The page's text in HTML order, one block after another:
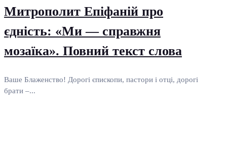
Митрополит Епіфаній про
єдність: «Ми — справжня
мозаїка». Повний текст слова
Ваше Блаженство! Дорогі єпископи, пастори і отці, дорогі
брати –...